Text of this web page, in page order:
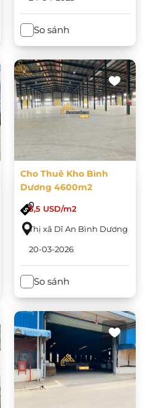
So sánh
Cho Thuê Kho Bình
Dương 4600m2
5,5 USD/m2
Thị xã Dĩ An Bình Dương
20-03-2026
So sánh